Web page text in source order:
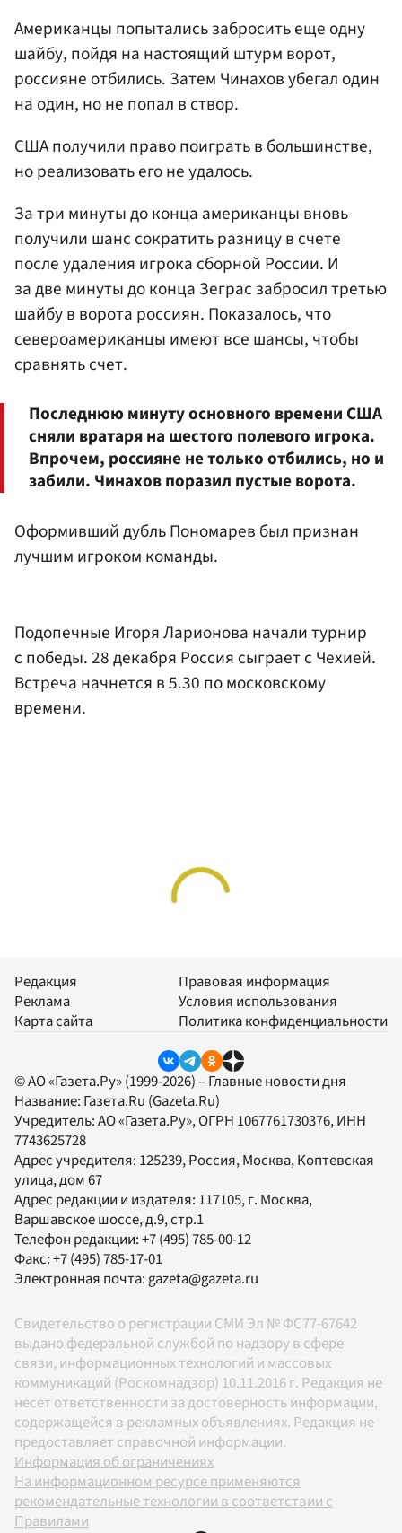
Американцы попытались забросить еще одну
шайбу, пойдя на настоящий штурм ворот,
россияне отбились. Затем Чинахов убегал один
на один, но не попал в створ.
США получили право поиграть в большинстве,
но реализовать его не удалось.
За три минуты до конца американцы вновь
получили шанс сократить разницу в счете
после удаления игрока сборной России. И
за две минуты до конца Зеграс забросил третью
шайбу в ворота россиян. Показалось, что
североамериканцы имеют все шансы, чтобы
сравнять счет.
Последнюю минуту основного времени США
сняли вратаря на шестого полевого игрока.
Впрочем, россияне не только отбились, но и
забили. Чинахов поразил пустые ворота.
Оформивший дубль Пономарев был признан
лучшим игроком команды.
Подопечные Игоря Ларионова начали турнир
с победы. 28 декабря Россия сыграет с Чехией.
Встреча начнется в 5.30 по московскому
времени.
Редакция
Реклама
Карта сайта
Правовая информация
Условия использования
Политика конфиденциальности
© АО «Газета.Ру» (1999-2026) – Главные новости дня
Название: Газета.Ru (Gazeta.Ru)
Учредитель:АО «Газета.Ру», ОГРН 1067761730376, ИНН
7743625728
Адрес учредителя: 125239, Россия, Москва, Коптевская
улица, дом 67
Адрес редакции и издателя: 117105, г. Москва,
Варшавское шоссе, д.9, стр.1
Телефон редакции:+7 (495) 785-00-12
Факс:+7 (495) 785-17-01
Электронная почта: gazeta@gazeta.ru
Свидетельство о регистрации СМИ Эл № ФС77-67642
выдано федеральной службой по надзору в сфере
связи, информационных технологий и массовых
коммуникаций (Роскомнадзор) 10.11.2016 г. Редакция не
несет ответственности за достоверность информации,
содержащейся в рекламных объявлениях. Редакция не
предоставляет справочной информации.
Информация об ограничениях
На информационном ресурсе применяются
рекомендательные технологии в соответствии с
Правилами